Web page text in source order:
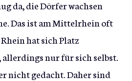
da, die Dörfer wachsen
Das ist am Mittelrhein oft
hat sich Platz
allerdings nur für sich selbst.
nicht gedacht. Daher sind